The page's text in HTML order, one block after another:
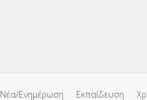
Νέα/Ενημέρωση Εκπαίδευση